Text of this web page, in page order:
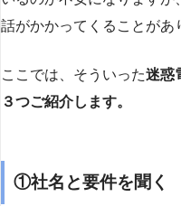
話がかかってくることがあ
ここでは、そういった迷惑
３つご紹介します。
①社名と要件を聞く